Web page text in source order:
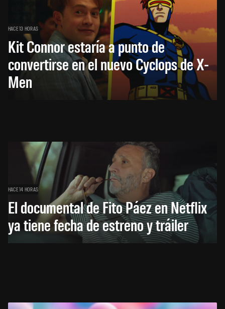
HACE 13 HORAS
Kit Connor estaría a punto de
convertirse en el nuevo Cyclops de X-
Men
HACE 14 HORAS
El documental de Fito Páez en Netflix
ya tiene fecha de estreno y tráiler